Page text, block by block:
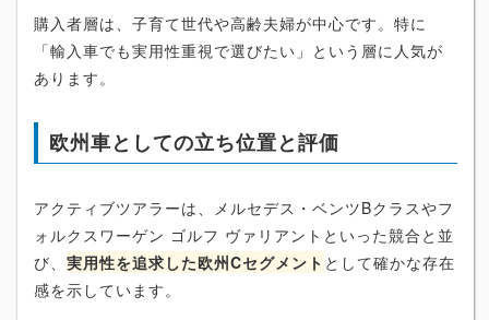
購入者層は、子育て世代や高齢夫婦が中心です。特に
「輸入車でも実用性重視で選びたい」という層に人気が
あります。
欧州車としての立ち位置と評価
アクティブツアラーは、メルセデス・ベンツBクラスやフ
ォルクスワーゲン ゴルフ ヴァリアントといった競合と並
び、 実用性を追求した欧州Cセグメント として確かな存在
感を示しています。